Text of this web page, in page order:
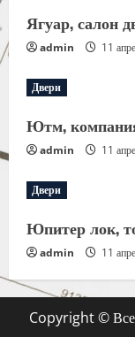
Ягуар, салон
admin 11
Двери
Ютм,
admin 11
Двери
Юпитер лок,
admin 11
Copyright ©